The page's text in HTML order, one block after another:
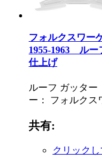
フォルクスワ
1955-1963 ル
仕上げ
ルーフ ガッタ
ー： フォルク
共有:
クリック